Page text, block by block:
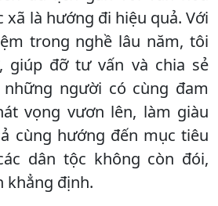
xã là hướng đi hiệu quả. Với
trong nghề lâu năm, tôi
giúp đỡ tư vấn và chia sẻ
người có cùng đam
vọng vươn lên, làm giàu
cùng hướng đến mục tiêu
dân tộc không còn đói,
khẳng định.